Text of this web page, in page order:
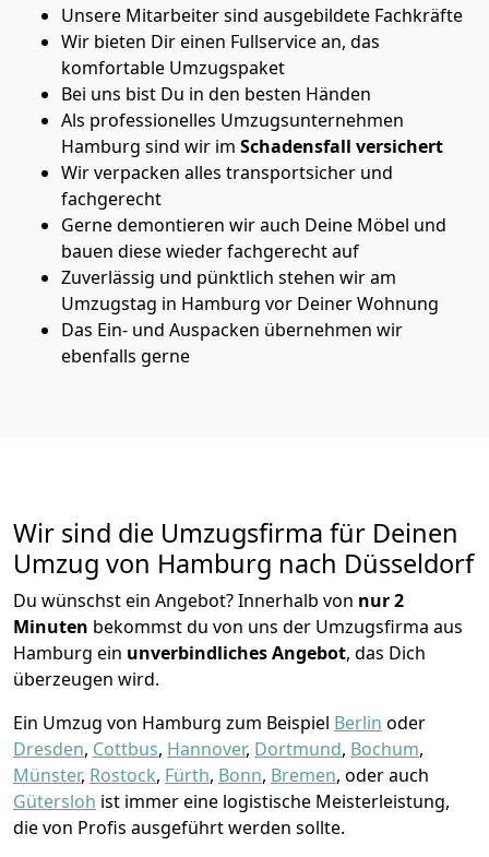
Unsere Mitarbeiter sind ausgebildete Fachkräfte
Wir bieten Dir einen Fullservice an, das
komfortable Umzugspaket
Bei uns bist Du in den besten Händen
Als professionelles Umzugsunternehmen
Hamburg sind wir im Schadensfall versichert
Wir verpacken alles transportsicher und
fachgerecht
Gerne demontieren wir auch Deine Möbel und
bauen diese wieder fachgerecht auf
Zuverlässig und pünktlich stehen wir am
Umzugstag in Hamburg vor Deiner Wohnung
Das Ein- und Auspacken übernehmen wir
ebenfalls gerne
Wir sind die Umzugsfirma für Deinen
Umzug von Hamburg nach Düsseldorf
Du wünschst ein Angebot? Innerhalb von nur 2
Minuten bekommst du von uns der Umzugsfirma aus
Hamburg ein unverbindliches Angebot, das Dich
überzeugen wird.
Ein Umzug von Hamburg zum Beispiel Berlin oder
Dresden, Cottbus, Hannover, Dortmund, Bochum,
Münster, Rostock, Fürth, Bonn, Bremen, oder auch
Gütersloh ist immer eine logistische Meisterleistung,
die von Profis ausgeführt werden sollte.